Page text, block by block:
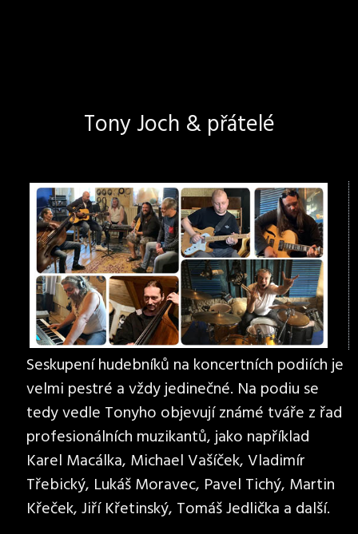
Tony Joch & přátelé
Seskupení hudebníků na koncertních podiích je
velmi pestré a vždy jedinečné. Na podiu se
tedy vedle Tonyho objevují známé tváře z řad
profesionálních muzikantů, jako například
Karel Macálka, Michael Vašíček, Vladimír
Třebický, Lukáš Moravec, Pavel Tichý, Martin
Křeček, Jiří Křetinský, Tomáš Jedlička a další.